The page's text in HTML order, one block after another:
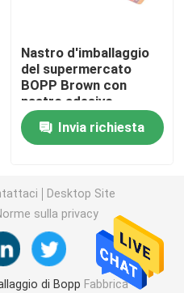
di alluminio
Nastro d'imballaggio
del supermercato
BOPP Brown con
nastro adesivo
d'imballaggio sensibile
alla pressione della
taglierina di nastro
Invia richiesta
Desktop Site
sulla privacy
di Bopp Fabbrica